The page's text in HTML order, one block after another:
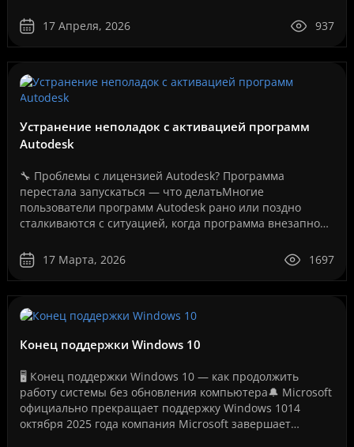
Как на вашем ..
17 Апреля, 2026 937
Устранение неполадок с активацией программ
Autodesk
🔧 Проблемы с лицензией Autodesk? Программа
перестала запускаться — что делатьМногие
пользователи программ Autodesk рано или поздно
сталкиваются с ситуацией, когда программа внезапно
ошибке лицензии.Эт..
17 Марта, 2026 1697
Конец поддержки Windows 10
🖥️ Конец поддержки Windows 10 — как продолжить
работу системы без обновления компьютера🔔 Microsoft
официально прекращает поддержку Windows 1014
октября 2025 года компания Microsoft завершает